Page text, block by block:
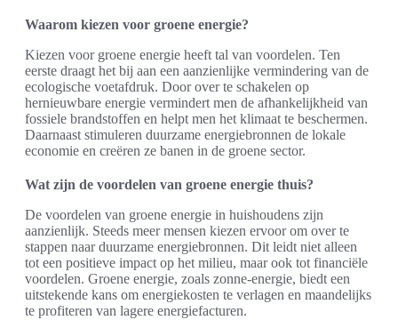
Waarom kiezen voor groene energie?
Kiezen voor groene energie heeft tal van voordelen. Ten
eerste draagt het bij aan een aanzienlijke vermindering van de
ecologische voetafdruk. Door over te schakelen op
hernieuwbare energie vermindert men de afhankelijkheid van
fossiele brandstoffen en helpt men het klimaat te beschermen.
Daarnaast stimuleren duurzame energiebronnen de lokale
economie en creëren ze banen in de groene sector.
Wat zijn de voordelen van groene energie thuis?
De voordelen van groene energie in huishoudens zijn
aanzienlijk. Steeds meer mensen kiezen ervoor om over te
stappen naar duurzame energiebronnen. Dit leidt niet alleen
tot een positieve impact op het milieu, maar ook tot financiële
voordelen. Groene energie, zoals zonne-energie, biedt een
uitstekende kans om energiekosten te verlagen en maandelijks
te profiteren van lagere energiefacturen.